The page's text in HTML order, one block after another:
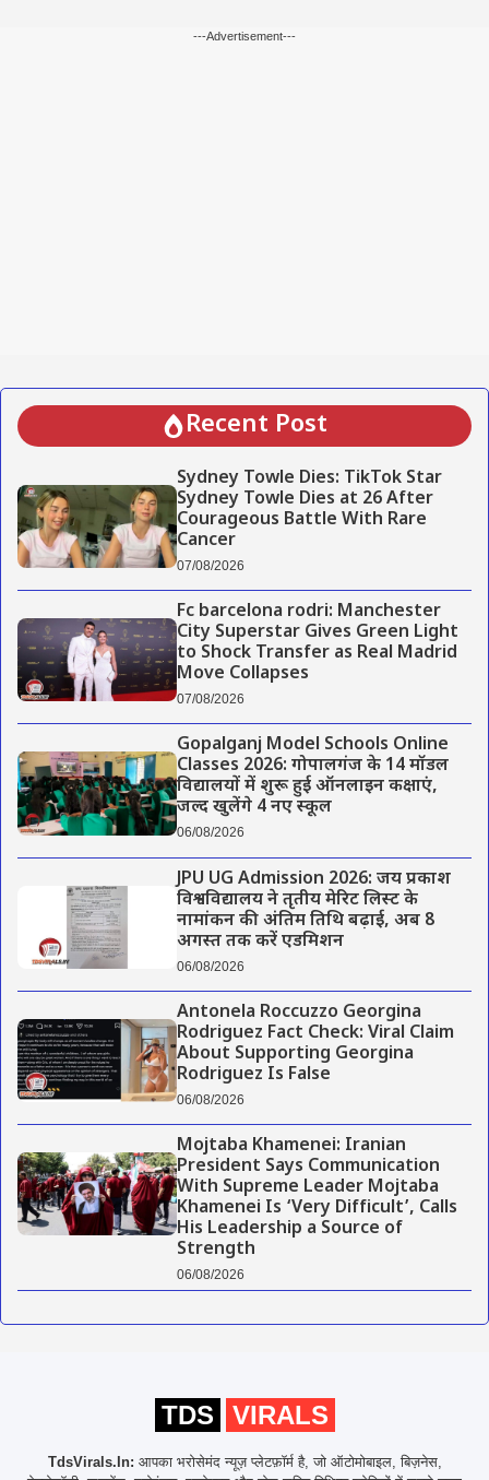
---Advertisement---
Recent Post
Sydney Towle Dies: TikTok Star
Sydney Towle Dies at 26 After
Courageous Battle With Rare
Cancer
07/08/2026
Fc barcelona rodri: Manchester
City Superstar Gives Green Light
to Shock Transfer as Real Madrid
Move Collapses
07/08/2026
Gopalganj Model Schools Online
Classes 2026: गोपालगंज के 14 मॉडल
विद्यालयों में शुरू हुई ऑनलाइन कक्षाएं,
जल्द खुलेंगे 4 नए स्कूल
06/08/2026
JPU UG Admission 2026: जय प्रकाश
विश्वविद्यालय ने तृतीय मेरिट लिस्ट के
नामांकन की अंतिम तिथि बढ़ाई, अब 8
अगस्त तक करें एडमिशन
06/08/2026
Antonela Roccuzzo Georgina
Rodriguez Fact Check: Viral Claim
About Supporting Georgina
Rodriguez Is False
06/08/2026
Mojtaba Khamenei: Iranian
President Says Communication
With Supreme Leader Mojtaba
Khamenei Is ‘Very Difficult’, Calls
His Leadership a Source of
Strength
06/08/2026
TDS VIRALS
TdsVirals.In: आपका भरोसेमंद न्यूज़ प्लेटफ़ॉर्म है, जो ऑटोमोबाइल, बिज़नेस,